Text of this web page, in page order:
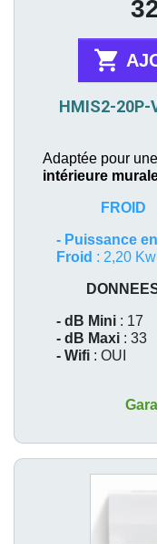

HMIS2-
Adaptée pour
intérieure
FROID
- Puissance en
Froid : 2,20 Kw
- dB Mini : 17
- dB Maxi : 33
- Wifi : OUI